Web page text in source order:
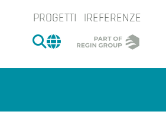
PROGETTI
REFERENZE
CERCA
CHANGE MARKET